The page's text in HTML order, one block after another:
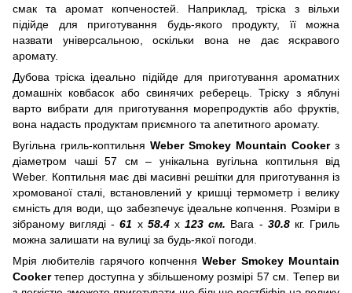
смак та аромат копченостей. Наприклад, тріска з вільхи
підійде для приготування будь-якого продукту, її можна
назвати універсальною, оскільки вона не дає яскравого
аромату.
Дубова тріска ідеально підійде для приготування ароматних
домашніх ковбасок або свинячих реберець. Тріску з яблуні
варто вибрати для приготування морепродуктів або фруктів,
вона надасть продуктам приємного та апетитного аромату.
Вугільна гриль-коптильня Weber Smokey Mountain Cookerз
діаметром чаші 57 см – унікальна вугільна коптильня від
Weber. Коптильня має дві масивні решітки для приготування із
хромованої сталі, встановлений у кришці термометр і велику
ємність для води, що забезпечує ідеальне копчення. Розміри в
зібраному вигляді -61 x58.4 x123 см. Вага - 30.8 кг. Гриль
можна залишати на вулиці за будь-якої погоди.
Мрія любителів гарячого копченняWeber Smokey Mountain
Cookerтепер доступна у збільшеному розмірі 57 см. Тепер ви